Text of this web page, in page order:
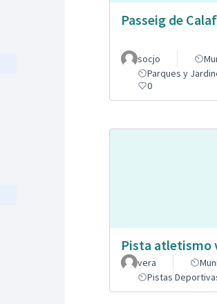
Passeig de
socjo
Parques y
0
Pista atletismo
vera
Pistas